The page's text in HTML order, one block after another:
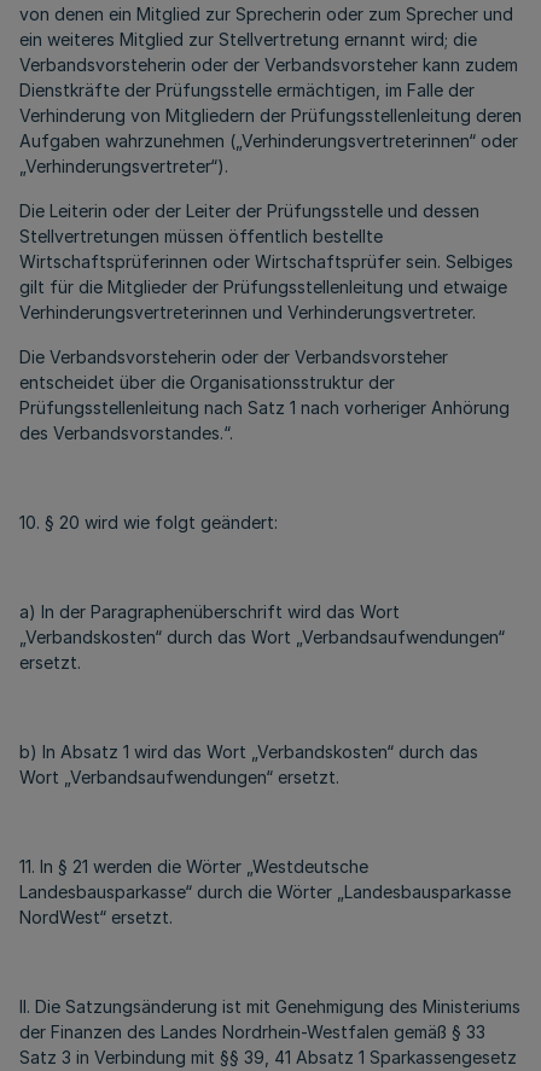
von denen ein Mitglied zur Sprecherin oder zum Sprecher und
ein weiteres Mitglied zur Stellvertretung ernannt wird; die
Verbandsvorsteherin oder der Verbandsvorsteher kann zudem
Dienstkräfte der Prüfungsstelle ermächtigen, im Falle der
Verhinderung von Mitgliedern der Prüfungsstellenleitung deren
Aufgaben wahrzunehmen („Verhinderungsvertreterinnen“ oder
„Verhinderungsvertreter“).
Die Leiterin oder der Leiter der Prüfungsstelle und dessen
Stellvertretungen müssen öffentlich bestellte
Wirtschaftsprüferinnen oder Wirtschaftsprüfer sein. Selbiges
gilt für die Mitglieder der Prüfungsstellenleitung und etwaige
Verhinderungsvertreterinnen und Verhinderungsvertreter.
Die Verbandsvorsteherin oder der Verbandsvorsteher
entscheidet über die Organisationsstruktur der
Prüfungsstellenleitung nach Satz 1 nach vorheriger Anhörung
des Verbandsvorstandes.“.
10. § 20 wird wie folgt geändert:
a) In der Paragraphenüberschrift wird das Wort
„Verbandskosten“ durch das Wort „Verbandsaufwendungen“
ersetzt.
b) In Absatz 1 wird das Wort „Verbandskosten“ durch das
Wort „Verbandsaufwendungen“ ersetzt.
11. In § 21 werden die Wörter „Westdeutsche
Landesbausparkasse“ durch die Wörter „Landesbausparkasse
NordWest“ ersetzt.
II. Die Satzungsänderung ist mit Genehmigung des Ministeriums
der Finanzen des Landes Nordrhein-Westfalen gemäß § 33
Satz 3 in Verbindung mit §§ 39, 41 Absatz 1 Sparkassengesetz